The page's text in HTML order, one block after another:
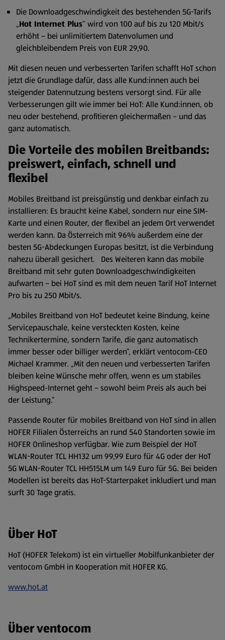
Die Downloadgeschwindigkeit des bestehenden 5G-Tarifs
„Hot Internet Plus“ wird von 100 auf bis zu 120 Mbit/s
erhöht – bei unlimitiertem Datenvolumen und
gleichbleibendem Preis von EUR 29,90.
Mit diesen neuen und verbesserten Tarifen schafft HoT schon
jetzt die Grundlage dafür, dass alle Kund:innen auch bei
steigender Datennutzung bestens versorgt sind. Für alle
Verbesserungen gilt wie immer bei HoT: Alle Kund:innen, ob
neu oder bestehend, profitieren gleichermaßen – und das
ganz automatisch.
Die Vorteile des mobilen Breitbands:
preiswert, einfach, schnell und
flexibel
Mobiles Breitband ist preisgünstig und denkbar einfach zu
installieren: Es braucht keine Kabel, sondern nur eine SIM-
Karte und einen Router, der flexibel an jedem Ort verwendet
werden kann. Da Österreich mit 96% außerdem eine der
besten 5G-Abdeckungen Europas besitzt, ist die Verbindung
nahezu überall gesichert. Des Weiteren kann das mobile
Breitband mit sehr guten Downloadgeschwindigkeiten
aufwarten – bei HoT sind es mit dem neuen Tarif HoT Internet
Pro bis zu 250 Mbit/s.
„Mobiles Breitband von HoT bedeutet keine Bindung, keine
Servicepauschale, keine versteckten Kosten, keine
Technikertermine, sondern Tarife, die ganz automatisch
immer besser oder billiger werden“, erklärt ventocom-CEO
Michael Krammer. „Mit den neuen und verbesserten Tarifen
bleiben keine Wünsche mehr offen, wenn es um stabiles
Highspeed-Internet geht – sowohl beim Preis als auch bei
der Leistung.“
Passende Router für mobiles Breitband von HoT sind in allen
HOFER Filialen Österreichs an rund 540 Standorten sowie im
HOFER Onlineshop verfügbar. Wie zum Beispiel der HoT
WLAN-Router TCL HH132 um 99,99 Euro für 4G oder der HoT
5G WLAN-Router TCL HH515LM um 149 Euro für 5G. Bei beiden
Modellen ist bereits das HoT-Starterpaket inkludiert und man
surft 30 Tage gratis.
Über HoT
HoT (HOFER Telekom) ist ein virtueller Mobilfunkanbieter der
ventocom GmbH in Kooperation mit HOFER KG.
www.hot.at
Über ventocom